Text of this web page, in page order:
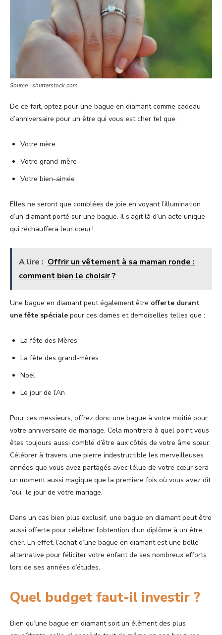
Source : shutterstock.com
De ce fait, optez pour une bague en diamant comme cadeau
d’anniversaire pour un être qui vous est cher tel que :
Votre mère
Votre grand-mère
Votre bien-aimée
Elles ne seront que comblées de joie en voyant l’illumination
d’un diamant porté sur une bague. Il s’agit là d’un acte unique
qui réchauffera leur cœur !
A lire : Offrir un vêtement à sa maman ronde :
comment bien le choisir ?
Une bague en diamant peut également être offerte durant
une fête spéciale pour ces dames et demoiselles telles que :
La fête des Mères
La fête des grand-mères
Noël
Le jour de l’An
Pour ces messieurs, offrez donc une bague à votre moitié pour
votre anniversaire de mariage. Cela montrera à quel point vous
êtes toujours aussi comblé d’être aux côtés de votre âme sœur.
Célébrer à travers une pierre indestructible les merveilleuses
années que vous avez partagés avec l’élue de votre cœur sera
un moment aussi magique que la première fois où vous avez dit
“oui” le jour de votre mariage.
Dans un cas bien plus exclusif, une bague en diamant peut être
aussi offerte pour célébrer l’obtention d’un diplôme à un être
cher. En effet, l’achat d’une bague en diamant est une belle
alternative pour féliciter votre enfant de ses nombreux efforts
lors de ses années d’études.
Quel budget faut-il investir ?
Bien qu’une bague en diamant soit un élément des plus